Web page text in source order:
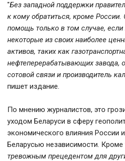
"Без западной поддержки
к кому обратиться, кроме
помощь только в том случае, если
некоторые из своих наиболее
активов, таких как
нефтеперерабатывающих завода,
сотовой связи и производитель
пишет издание.
По мнению журналистов, это
уходом Беларуси в сферу
экономического влияния России
Беларусью независимости. Кроме
тревожным прецедентом для